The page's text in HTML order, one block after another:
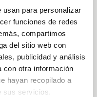
para personalizar
funciones de redes
compartimos
del sitio web con
publicidad y análisis
con otra información
hayan recopilado a
sus servicios.